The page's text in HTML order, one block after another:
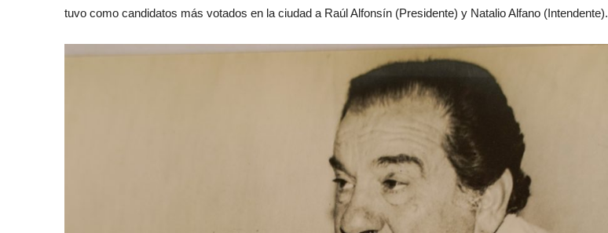
tuvo como candidatos más votados en la ciudad a Raúl Alfonsín (Presidente) y Natalio Alfano (Intendente).